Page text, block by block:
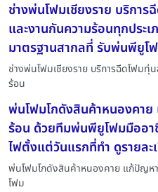
ช่างพ่นโฟมเชียงราย บริกา
และงานกันความร้อนทุกประ
มาตรฐานสากลที่ รับพ่นพียูโ
ช่างพ่นโฟมเชียงราย บริการฉีดโฟมทุ่
ร้อน
พ่นโฟมโกดังสินค้าหนองคา
ร้อน ด้วยทีมพ่นพียูโฟมมืออา
ไฟตั้งแต่วันแรกที่ทำ ดูรายล
พ่นโฟมโกดังสินค้าหนองคาย แก้ปัญ
โฟม